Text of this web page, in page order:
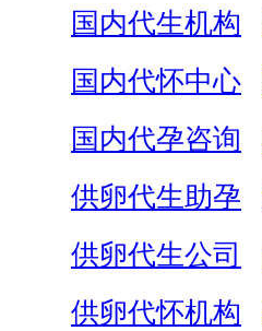
国内代生机构
国内代怀中心
国内代孕咨询
供卵代生助孕
供卵代生公司
供卵代怀机构